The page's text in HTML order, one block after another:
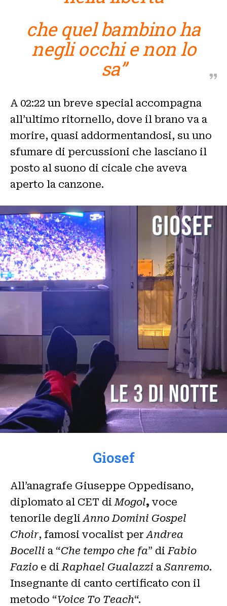
che quel bambino ha
negli occhi e non lo
sa”
A 02:22 un breve special accompagna
all’ultimo ritornello, dove il brano va a
morire, quasi addormentandosi, su uno
sfumare di percussioni che lasciano il
posto al suono di cicale che aveva
aperto la canzone.
Giosef
All’anagrafe Giuseppe Oppedisano,
diplomato al CET diMogol, voce
tenorile degliAnno Domini Gospel
Choir, famosi vocalist perAndrea
Bocelli a “Che tempo che fa” diFabio
Fazio e diRaphael Gualazzi aSanremo.
Insegnante di canto certificato con il
metodo “Voice To Teach“.